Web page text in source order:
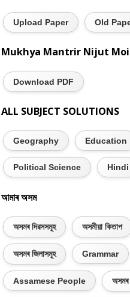
Upload Paper Old
Mukhya Mantrir Nijut
Download PDF
ALL SUBJECT SOLUTIONS
Geography Education
Political Science Hindi
আমাৰ অসম
অসমৰ দিৱসসমূহ অসমীয়া কিতাপ
অসমৰ জিলাসমূহ Grammar
Assamese People অসমৰ